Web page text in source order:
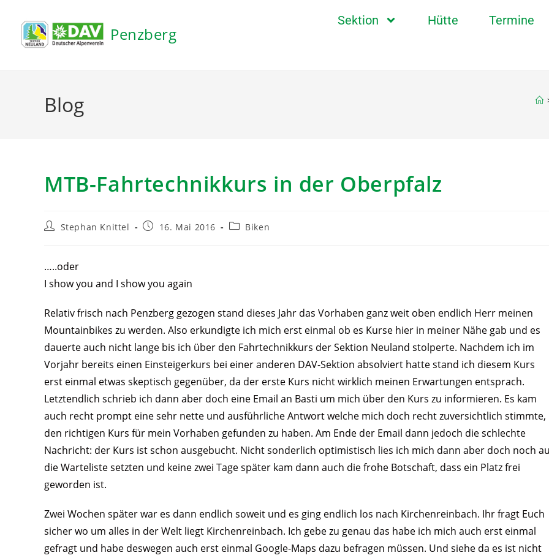
Penzberg
Sektion Hütte Termine
Blog
MTB-Fahrtechnikkurs in der Oberpfalz
Stephan Knittel 16. Mai 2016 Biken
…..oder
I show you and I show you again
Relativ frisch nach Penzberg gezogen stand dieses Jahr das Vorhaben ganz weit oben endlich Herr meinen
Mountainbikes zu werden. Also erkundigte ich mich erst einmal ob es Kurse hier in meiner Nähe gab und es
dauerte auch nicht lange bis ich über den Fahrtechnikkurs der Sektion Neuland stolperte. Nachdem ich im
Vorjahr bereits einen Einsteigerkurs bei einer anderen DAV-Sektion absolviert hatte stand ich diesem Kurs
erst einmal etwas skeptisch gegenüber, da der erste Kurs nicht wirklich meinen Erwartungen entsprach.
Letztendlich schrieb ich dann aber doch eine Email an Basti um mich über den Kurs zu informieren. Es kam
auch recht prompt eine sehr nette und ausführliche Antwort welche mich doch recht zuversichtlich stimmte,
den richtigen Kurs für mein Vorhaben gefunden zu haben. Am Ende der Email dann jedoch die schlechte
Nachricht: der Kurs ist schon ausgebucht. Nicht sonderlich optimistisch lies ich mich dann aber doch noch
die Warteliste setzten und keine zwei Tage später kam dann auch die frohe Botschaft, dass ein Platz frei
geworden ist.
Zwei Wochen später war es dann endlich soweit und es ging endlich los nach Kirchenreinbach. Ihr fragt Euch
sicher wo um alles in der Welt liegt Kirchenreinbach. Ich gebe zu genau das habe ich mich auch erst einmal
gefragt und habe deswegen auch erst einmal Google-Maps dazu befragen müssen. Und siehe da es ist nicht